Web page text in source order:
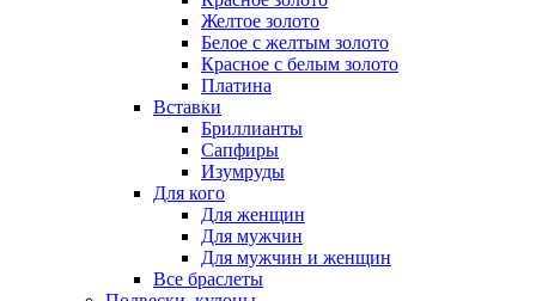
Желтое золото
Белое с желтым золото
Красное с белым золото
Платина
Вставки
Бриллианты
Сапфиры
Изумруды
Для кого
Для женщин
Для мужчин
Для мужчин и женщин
Все браслеты